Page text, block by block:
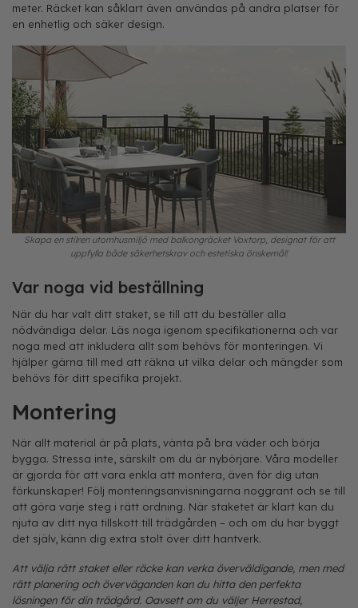
meter. Räcket kan såklart även användas på andra platser för
en enhetlig och säker design.
Skapa en stilren utomhusmiljö med balkongräcket Voxtorp, designat för att
uppfylla både säkerhetskrav och estetiska önskemål!
Var noga vid beställning
När du har valt ditt staket, se till att du beställer alla
nödvändiga delar. Läs noga igenom specifikationerna och var
noga med att inkludera allt som behövs för monteringen. Vi
hjälper gärna till med att räkna ut vilka delar och mängder som
behövs för ditt specifika projekt.
Montering
När allt material är på plats, vänta på bra väder och börja
bygga. Stressa inte, särskilt om du är nybörjare. Våra modeller
är gjorda för att vara enkla att montera, även för dig utan
förkunskaper! Följ monteringsanvisningarna noggrant och se till
att göra varje steg i rätt ordning. När staketet är klart kan du
njuta av ditt nya tillskott till trädgården – och om du har byggt
det själv, känn dig extra stolt över ditt hantverk.
Att välja rätt staket eller räcke kan verka överväldigande, men med
rätt planering och överväganden kan du hitta den perfekta
lösningen för din trädgård. Oavsett om du väljer Herrestad,